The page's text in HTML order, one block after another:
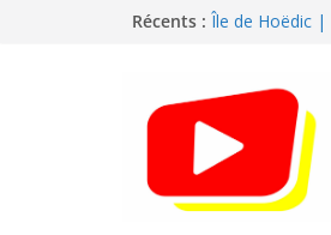
Récents : Île de Hoëdic |
Île de Hoëdic
Île de Hoëdic
Île de Hoëdic